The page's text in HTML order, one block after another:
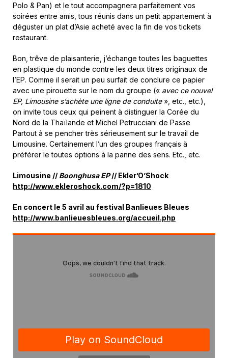
Polo & Pan) et le tout accompagnera parfaitement vos
soirées entre amis, tous réunis dans un petit appartement à
déguster un plat d’Asie acheté avec la fin de vos tickets
restaurant.
Bon, trêve de plaisanterie, j’échange toutes les baguettes
en plastique du monde contre les deux titres originaux de
l’EP. Comme il serait un peu surfait de conclure ce papier
avec une pirouette sur le nom du groupe (« avec ce nouvel
EP, Limousine s’achète une ligne de conduite», etc., etc.),
on invite tous ceux qui peinent à distinguer la Corée du
Nord de la Thaïlande et Michel Petrucciani de Passe
Partout à se pencher très sérieusement sur le travail de
Limousine. Certainement l’un des groupes français à
préférer le toutes options à la panne des sens. Etc., etc.
Limousine // Boonghusa EP// Ekler’O’Shock
http://www.ekleroshock.com/?p=1810
En concert le 5 avril au festival Banlieues Bleues
http://www.banlieuesbleues.org/accueil.php